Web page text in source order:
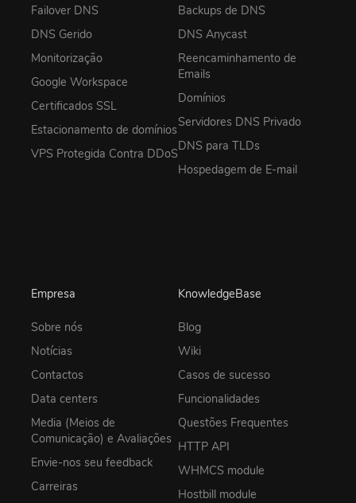
Failover DNS
DNS Gerido
Monitorização
Google Workspace
Certificados SSL
Estacionamento de domínios
VPS Protegida Contra DDoS
Backups de DNS
DNS Anycast
Reencaminhamento de
Emails
Domínios
Servidores DNS Privado
DNS para TLDs
Hospedagem de E-mail
Empresa
Sobre nós
Notícias
Contactos
Data centers
Media (Meios de
Comunicação) e Avaliações
Envie-nos seu feedback
Carreiras
KnowledgeBase
Blog
Wiki
Casos de sucesso
Funcionalidades
Questões Frequentes
HTTP API
WHMCS module
Hostbill module